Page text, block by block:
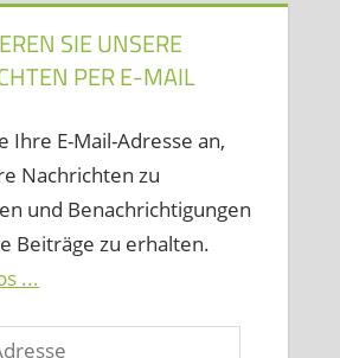
SIE UNSERE
PER E-MAIL
Ihre E-Mail-Adresse an,
Nachrichten zu
und Benachrichtigungen
Beiträge zu erhalten.
...